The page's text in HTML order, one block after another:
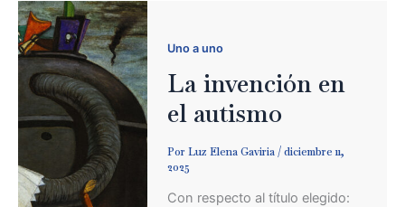
Uno a uno
La invención en
el autismo
Por Luz Elena Gaviria / diciembre 11,
2025
Con respecto al título elegido: